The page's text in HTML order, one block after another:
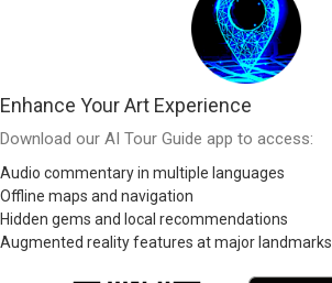
Enhance Your Art Experience
Download our AI Tour Guide app to access:
Audio commentary in multiple languages
Offline maps and navigation
Hidden gems and local recommendations
Augmented reality features at major landmarks